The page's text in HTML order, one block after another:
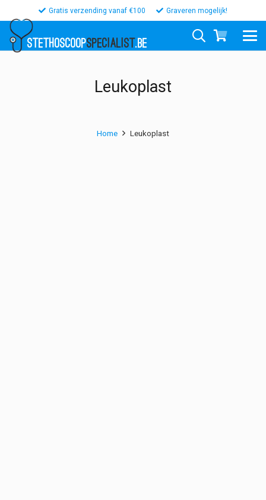
Gratis verzending vanaf €100 Graveren mogelijk!
STETHOSCOOPSPECIALIST.BE
Leukoplast
Home Leukoplast